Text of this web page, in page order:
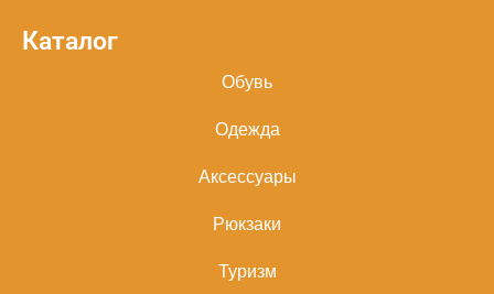
Каталог
Обувь
Одежда
Аксессуары
Рюкзаки
Туризм